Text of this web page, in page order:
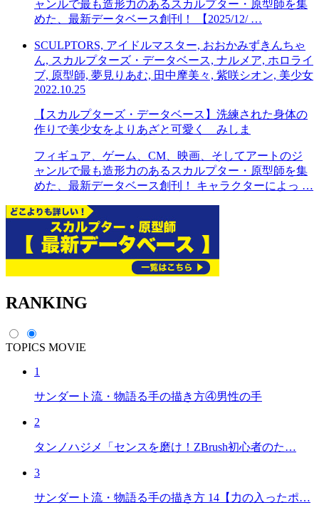
ャンルで最も造形力のあるスカルプター・原型師を集
めた、最新データベース創刊！ 【2025/12/ …
SCULPTORS, アイドルマスター, おおかみずきんちゃ
ん, スカルプターズ・データベース, ナルメア, ホロライ
ブ, 原型師, 夢見りあむ, 田中摩美々, 紫咲シオン, 美少女
2022.10.25
【スカルプターズ・データベース】洗練された身体の
作りで美少女をよりあざと可愛く みしま
フィギュア、ゲーム、CM、映画、そしてアートのジ
ャンルで最も造形力のあるスカルプター・原型師を集
めた、最新データベース創刊！ キャラクターによっ …
RANKING
TOPICS MOVIE
1
サンダート流・物語る手の描き方④男性の手
2
タンノハジメ「センスを磨け！ZBrush初心者のた…
3
サンダート流・物語る手の描き方 14【力の入ったポ…